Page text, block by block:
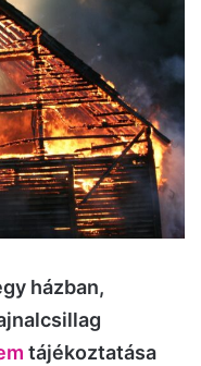
házban,
tájékoztatása